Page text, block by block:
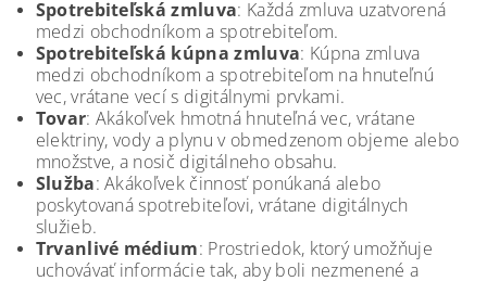
Spotrebiteľská zmluva: Každá zmluva uzatvorená
medzi obchodníkom a spotrebiteľom.
Spotrebiteľská kúpna zmluva: Kúpna zmluva
medzi obchodníkom a spotrebiteľom na hnuteľnú
vec, vrátane vecí s digitálnymi prvkami.
Tovar: Akákoľvek hmotná hnuteľná vec, vrátane
elektriny, vody a plynu v obmedzenom objeme alebo
množstve, a nosič digitálneho obsahu.
Služba: Akákoľvek činnosť ponúkaná alebo
poskytovaná spotrebiteľovi, vrátane digitálnych
služieb.
Trvanlivé médium: Prostriedok, ktorý umožňuje
uchovávať informácie tak, aby boli nezmenené a